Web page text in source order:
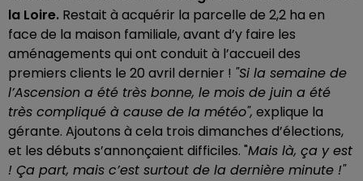
la Loire. Restait à acquérir la parcelle de 2,2 ha en
face de la maison familiale, avant d’y faire les
aménagements qui ont conduit à l’accueil des
premiers clients le 20 avril dernier ! "Si la semaine de
l’Ascension a été très bonne, le mois de juin a été
très compliqué à cause de la météo", explique la
gérante. Ajoutons à cela trois dimanches d’élections,
et les débuts s’annonçaient difficiles. "Mais là, ça y est
! Ça part, mais c’est surtout de la dernière minute !"